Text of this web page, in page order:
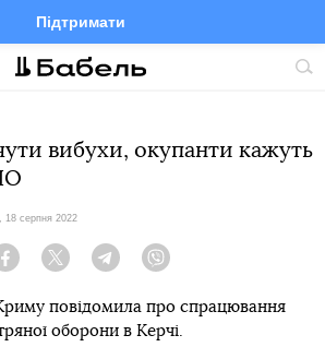
Підтримати
FacebookTelegramTwitter
вибухи, окупанти кажуть
18 серпня 2022
Facebook Twitter Telegram
повідомила про спрацювання
оборони в Керчі.